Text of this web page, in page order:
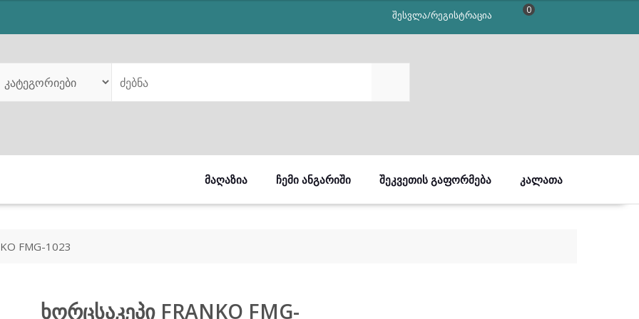
შესვლა/რეგისტრაცია 0
ᲛᲐᲦᲐᲖᲘᲐ ᲩᲔᲛᲘ ᲐᲜᲒᲐᲠᲘᲨᲘ ᲨᲔᲙᲕᲔᲗᲘᲡ ᲒᲐᲤᲝᲠᲛᲔᲑᲐ ᲙᲐᲚᲐᲗᲐ
FMG-1023
ხორცსაკეპი FRANKO FMG-
₾499.00.₾419.00.